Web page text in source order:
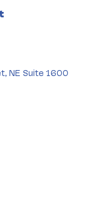
NE Suite 1600